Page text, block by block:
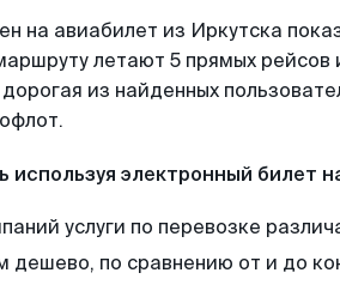
на авиабилет из Иркутска
летают 5 прямых рейсов
из найденных
используя электронный билет
услуги по перевозке
дешево, по сравнению от и до